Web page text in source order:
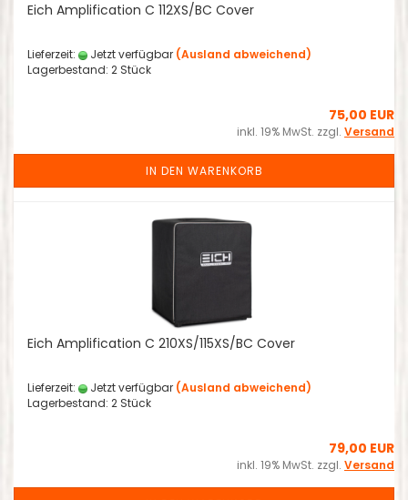
Eich Amplification C 112XS/BC Cover
Lieferzeit: Jetzt verfügbar (Ausland abweichend)
Lagerbestand: 2 Stück
75,00 EUR
inkl. 19% MwSt. zzgl. Versand
IN DEN WARENKORB
Eich Amplification C 210XS/115XS/BC Cover
Lieferzeit: Jetzt verfügbar (Ausland abweichend)
Lagerbestand: 2 Stück
79,00 EUR
inkl. 19% MwSt. zzgl. Versand